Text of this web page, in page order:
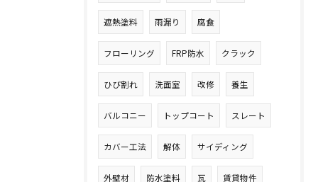
遮熱塗料 雨漏り 腐食
フローリング FRP防水 クラック
ひび割れ 洗面室 改修 養生
バルコニー トップコート スレート
カバー工法 解体 サイディング
外壁材 防水塗料 瓦 賃貸物件